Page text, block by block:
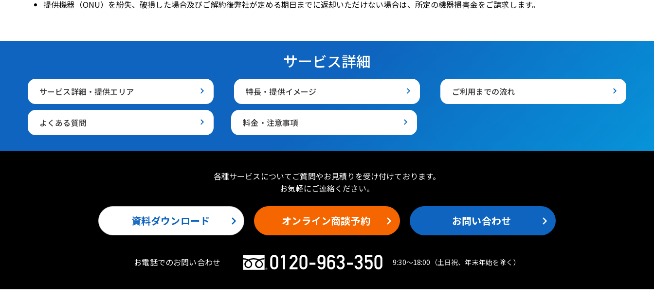
提供機器（ONU）を紛失、破損した場合及びご解約後弊社が定める期日までに返却いただけない場合は、所定の機器損害金をご請求します。
サービス詳細
サービス詳細・提供エリア 特長・提供イメージ ご利用までの流れ
よくある質問 料金・注意事項
各種サービスについてご質問やお見積りを受け付けております。
お気軽にご連絡ください。
資料ダウンロード オンライン商談予約 お問い合わせ
お電話でのお問い合わせ 9:30〜18:00 （土日祝、年末年始を除く）